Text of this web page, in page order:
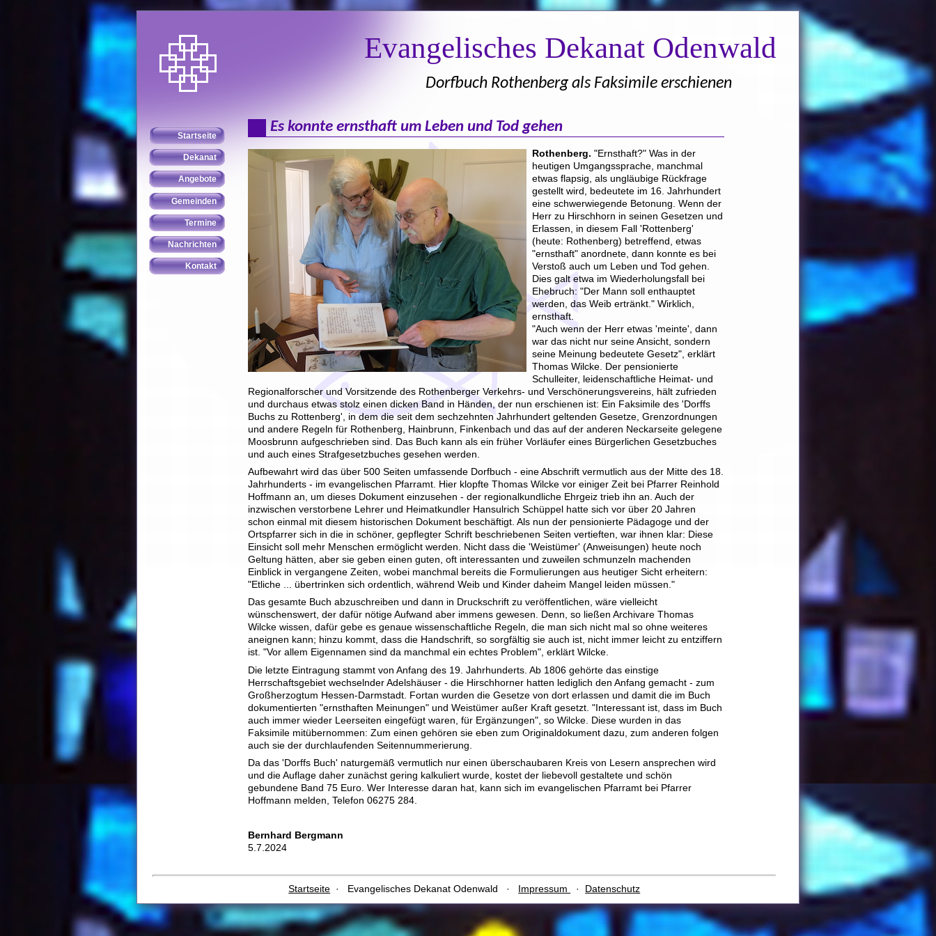
Evangelisches Dekanat Odenwald
Dorfbuch Rothenberg als Faksimile erschienen
Es konnte ernsthaft um Leben und Tod gehen
Rothenberg. "Ernsthaft?" Was in der
heutigen Umgangssprache, manchmal
etwas flapsig, als ungläubige Rückfrage
gestellt wird, bedeutete im 16. Jahrhundert
eine schwerwiegende Betonung. Wenn der
Herr zu Hirschhorn in seinen Gesetzen und
Erlassen, in diesem Fall 'Rottenberg'
(heute: Rothenberg) betreffend, etwas
"ernsthaft" anordnete, dann konnte es bei
Verstoß auch um Leben und Tod gehen.
Dies galt etwa im Wiederholungsfall bei
Ehebruch: "Der Mann soll enthauptet
werden, das Weib ertränkt." Wirklich,
ernsthaft.
"Auch wenn der Herr etwas 'meinte', dann
war das nicht nur seine Ansicht, sondern
seine Meinung bedeutete Gesetz", erklärt
Thomas Wilcke. Der pensionierte
Schulleiter, leidenschaftliche Heimat- und
Regionalforscher und Vorsitzende des Rothenberger Verkehrs- und Verschönerungsvereins, hält zufrieden
und durchaus etwas stolz einen dicken Band in Händen, der nun erschienen ist: Ein Faksimile des 'Dorffs
Buchs zu Rottenberg', in dem die seit dem sechzehnten Jahrhundert geltenden Gesetze, Grenzordnungen
und andere Regeln für Rothenberg, Hainbrunn, Finkenbach und das auf der anderen Neckarseite gelegene
Moosbrunn aufgeschrieben sind. Das Buch kann als ein früher Vorläufer eines Bürgerlichen Gesetzbuches
und auch eines Strafgesetzbuches gesehen werden.
Aufbewahrt wird das über 500 Seiten umfassende Dorfbuch - eine Abschrift vermutlich aus der Mitte des 18.
Jahrhunderts - im evangelischen Pfarramt. Hier klopfte Thomas Wilcke vor einiger Zeit bei Pfarrer Reinhold
Hoffmann an, um dieses Dokument einzusehen - der regionalkundliche Ehrgeiz trieb ihn an. Auch der
inzwischen verstorbene Lehrer und Heimatkundler Hansulrich Schüppel hatte sich vor über 20 Jahren
schon einmal mit diesem historischen Dokument beschäftigt. Als nun der pensionierte Pädagoge und der
Ortspfarrer sich in die in schöner, gepflegter Schrift beschriebenen Seiten vertieften, war ihnen klar: Diese
Einsicht soll mehr Menschen ermöglicht werden. Nicht dass die 'Weistümer' (Anweisungen) heute noch
Geltung hätten, aber sie geben einen guten, oft interessanten und zuweilen schmunzeln machenden
Einblick in vergangene Zeiten, wobei manchmal bereits die Formulierungen aus heutiger Sicht erheitern:
"Etliche ... übertrinken sich ordentlich, während Weib und Kinder daheim Mangel leiden müssen."
Das gesamte Buch abzuschreiben und dann in Druckschrift zu veröffentlichen, wäre vielleicht
wünschenswert, der dafür nötige Aufwand aber immens gewesen. Denn, so ließen Archivare Thomas
Wilcke wissen, dafür gebe es genaue wissenschaftliche Regeln, die man sich nicht mal so ohne weiteres
aneignen kann; hinzu kommt, dass die Handschrift, so sorgfältig sie auch ist, nicht immer leicht zu entziffern
ist. "Vor allem Eigennamen sind da manchmal ein echtes Problem", erklärt Wilcke.
Die letzte Eintragung stammt von Anfang des 19. Jahrhunderts. Ab 1806 gehörte das einstige
Herrschaftsgebiet wechselnder Adelshäuser - die Hirschhorner hatten lediglich den Anfang gemacht - zum
Großherzogtum Hessen-Darmstadt. Fortan wurden die Gesetze von dort erlassen und damit die im Buch
dokumentierten "ernsthaften Meinungen" und Weistümer außer Kraft gesetzt. "Interessant ist, dass im Buch
auch immer wieder Leerseiten eingefügt waren, für Ergänzungen", so Wilcke. Diese wurden in das
Faksimile mitübernommen: Zum einen gehören sie eben zum Originaldokument dazu, zum anderen folgen
auch sie der durchlaufenden Seitennummerierung.
Da das 'Dorffs Buch' naturgemäß vermutlich nur einen überschaubaren Kreis von Lesern ansprechen wird
und die Auflage daher zunächst gering kalkuliert wurde, kostet der liebevoll gestaltete und schön
gebundene Band 75 Euro. Wer Interesse daran hat, kann sich im evangelischen Pfarramt bei Pfarrer
Hoffmann melden, Telefon 06275 284.
Bernhard Bergmann
5.7.2024
Startseite · Evangelisches Dekanat Odenwald · Impressum · Datenschutz